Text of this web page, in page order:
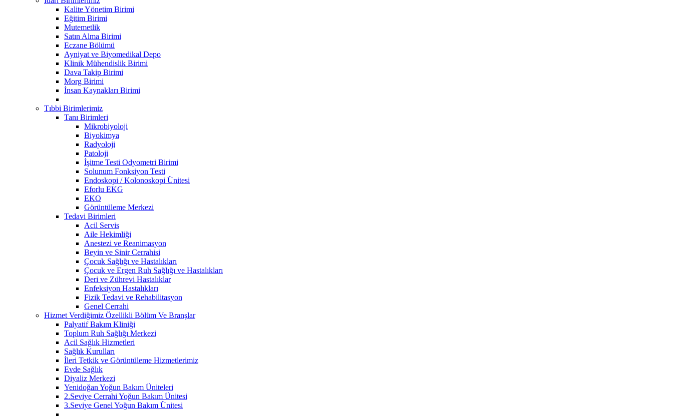
Kalite Yönetim Birimi
Eğitim Birimi
Mutemetlik
Satın Alma Birimi
Eczane Bölümü
Ayniyat ve Biyomedikal Depo
Klinik Mühendislik Birimi
Dava Takip Birimi
Morg Birimi
İnsan Kaynakları Birimi
Tıbbi Birimlerimiz
Tanı Birimleri
Mikrobiyoloji
Biyokimya
Radyoloji
Patoloji
İşitme Testi Odyometri Birimi
Solunum Fonksiyon Testi
Endoskopi / Kolonoskopi Ünitesi
Eforlu EKG
EKO
Görüntüleme Merkezi
Tedavi Birimleri
Acil Servis
Aile Hekimliği
Anestezi ve Reanimasyon
Beyin ve Sinir Cerrahisi
Çocuk Sağlığı ve Hastalıkları
Çocuk ve Ergen Ruh Sağlığı ve Hastalıkları
Deri ve Zührevi Hastalıklar
Enfeksiyon Hastalıkları
Fizik Tedavi ve Rehabilitasyon
Genel Cerrahi
Hizmet Verdiğimiz Özellikli Bölüm Ve Branşlar
Palyatif Bakım Kliniği
Toplum Ruh Sağlığı Merkezi
Acil Sağlık Hizmetleri
Sağlık Kurulları
İleri Tetkik ve Görüntüleme Hizmetlerimiz
Evde Sağlık
Diyaliz Merkezi
Yenidoğan Yoğun Bakım Üniteleri
2.Seviye Cerrahi Yoğun Bakım Ünitesi
3.Seviye Genel Yoğun Bakım Ünitesi